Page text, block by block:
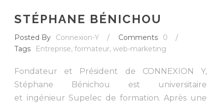
STÉPHANE BÉNICHOU
Posted By Connexion-Y / Comments 0
/
Tags
Entreprise, formateur, web-marketing
Fondateur et Président de CONNEXION Y,
Stéphane Bénichou est universitaire
et ingénieur Supelec de formation. Après une